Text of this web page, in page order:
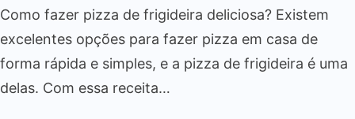
Como fazer pizza de frigideira deliciosa? Existem
excelentes opções para fazer pizza em casa de
forma rápida e simples, e a pizza de frigideira é uma
delas. Com essa receita…